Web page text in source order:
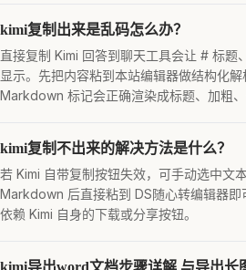
kimi复制出来是乱码怎么办？
直接复制 Kimi 回答到聊天工具会让 # 标题
显示。先把内容粘到本站编辑器做结构化
Markdown 标记会正确渲染成标题、加粗、
kimi复制不出来的解决方法是什么？
若 Kimi 自带复制按钮失效，可手动选中文
Markdown 后直接粘到 DS随心转编辑器即
依赖 Kimi 自身的下载或分享按钮。
kimi导出word文档步骤详解 与导出长